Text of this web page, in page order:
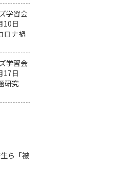
学習会
10日
ナ禍
学習会
17日
研究
ら「被